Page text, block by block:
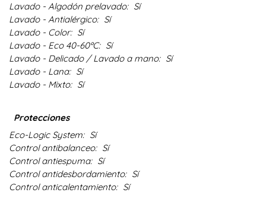
Lavado - Algodón prelavado: Sí
Lavado - Antialérgico: Sí
Lavado - Color: Sí
Lavado - Eco 40-60ºC: Sí
Lavado - Delicado / Lavado a mano: Sí
Lavado - Lana: Sí
Lavado - Mixto: Sí
Protecciones
Eco-Logic System: Sí
Control antibalanceo: Sí
Control antiespuma: Sí
Control antidesbordamiento: Sí
Control anticalentamiento: Sí